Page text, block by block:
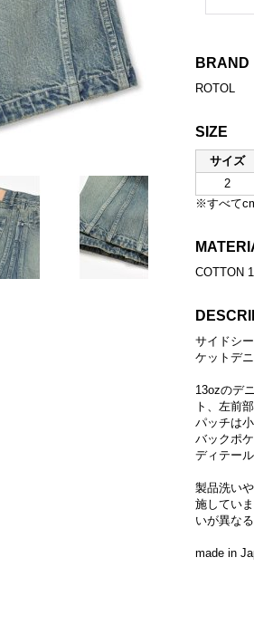
BRAND
ROTOL
SIZE
サイズ
2
※すべて
COTTON
サイドシ
ケットデ
13ozのデ
ト、左前
パッチは
バックポ
ディテール
製品洗い
施してい
いが異な
made in